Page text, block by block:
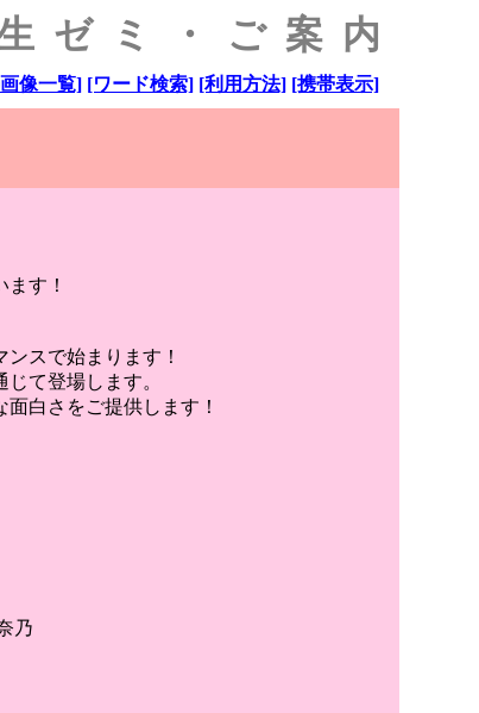
ゼミ・ご案内
像一覧] [ワード検索] [利用方法] [携帯表示]
す！
スで始まります！
て登場します。
白さをご提供します！
乃